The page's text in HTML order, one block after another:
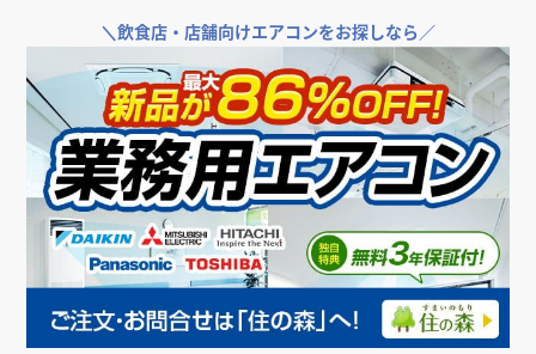
＼飲食店・店舗向けエアコンをお探しなら／